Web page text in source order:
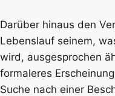
Darüber hinaus den
Lebenslauf seinem,
wird, ausgesprochen
formaleres
Suche nach einer